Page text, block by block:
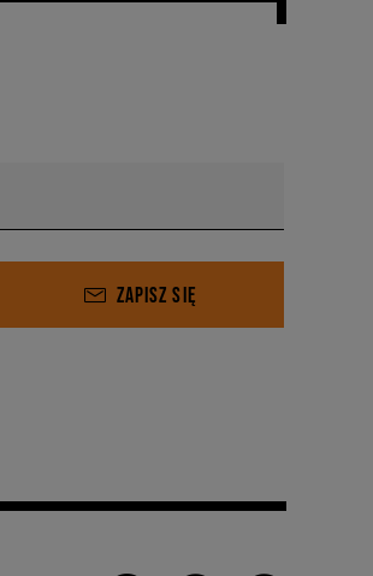
ZAPISZ SIĘ